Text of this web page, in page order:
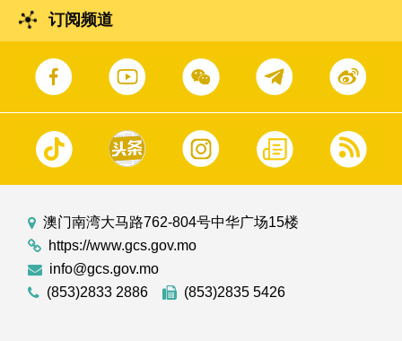
订阅频道
澳门南湾大马路762-804号中华广场15楼
https://www.gcs.gov.mo
info@gcs.gov.mo
(853)2833 2886
(853)2835 5426